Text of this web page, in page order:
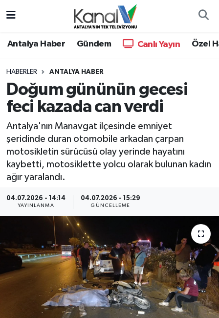
Antalya Haber Gündem Canlı Yayın Özel
HABERLER ANTALYA HABER
Doğum gününün gecesi
feci kazada can verdi
Antalya'nın Manavgat ilçesinde emniyet
şeridinde duran otomobile arkadan çarpan
motosikletin sürücüsü olay yerinde hayatını
kaybetti, motosiklette yolcu olarak bulunan kadın
ağır yaralandı.
04.07.2026 - 14:14
YAYINLANMA
04.07.2026 - 15:29
GÜNCELLEME
Antalya Haber
Dünya
Eğitim
Ekonomi
Gündem
Haber Kuşakları
Haberler
KANALV Spor
Kültür Sanat
Magazin
Hava Durumu
Trafik Durumu
Süper Lig Puan Durumu ve Fikstür
Tüm Manşetler
Son Dakika Haberleri